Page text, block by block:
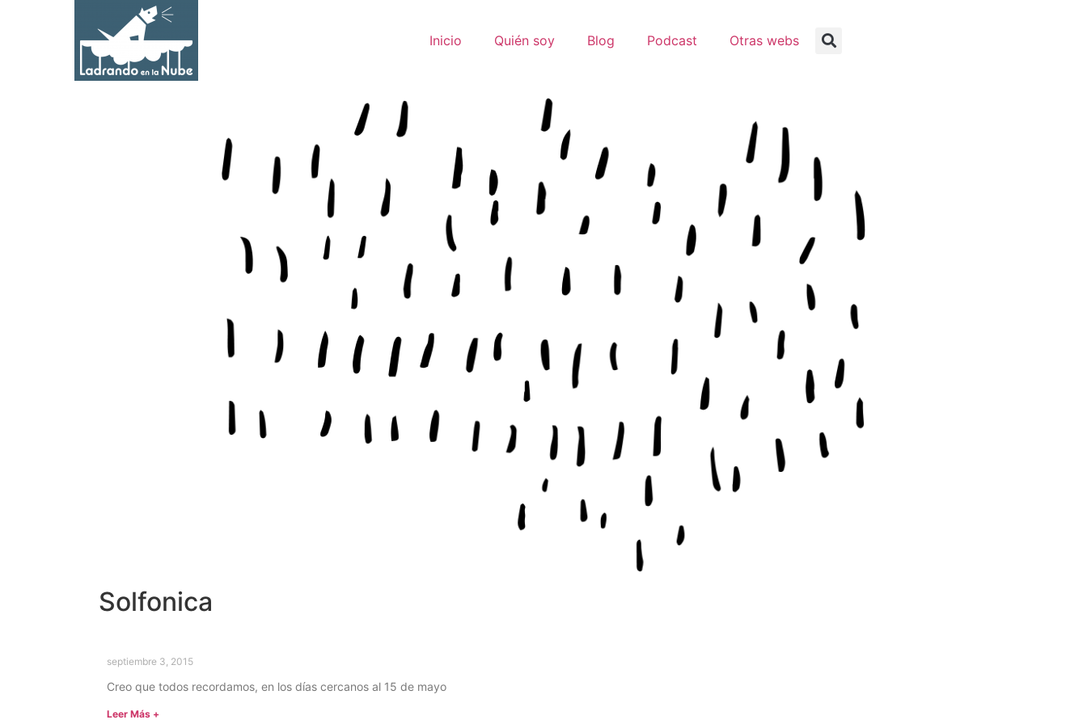
Inicio Quién soy Blog Podcast Otras webs
Solfonica
septiembre 3, 2015
Creo que todos recordamos, en los días cercanos al 15 de mayo
Leer Más +